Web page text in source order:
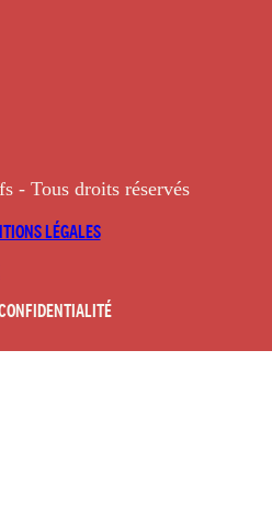
- Tous droits réservés
LÉGALES